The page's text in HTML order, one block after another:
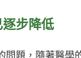
步降低
問題，隨著醫學